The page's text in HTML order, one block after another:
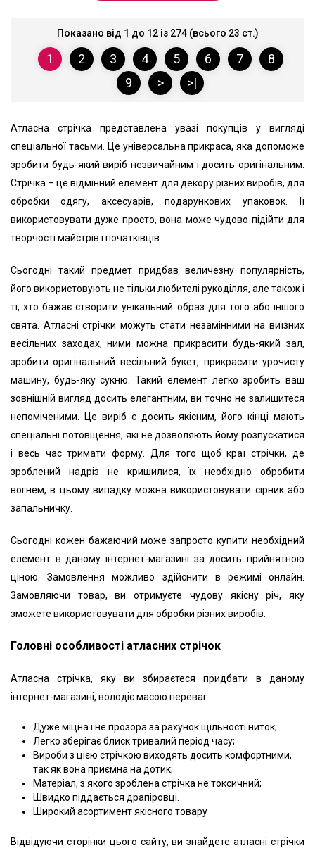
Показано від 1 до 12 із 274 (всього 23 ст.)
1 2 3 4 5 6 7
8
9
> >|
Атласна стрічка представлена увазі покупців у вигляді
спеціальної тасьми. Це універсальна прикраса, яка допоможе
зробити будь-який виріб незвичайним і досить оригінальним.
Стрічка – це відмінний елемент для декору різних виробів, для
обробки одягу, аксесуарів, подарункових упаковок. Її
використовувати дуже просто, вона може чудово підійти для
творчості майстрів і початківців.
Сьогодні такий предмет придбав величезну популярність,
його використовують не тільки любителі рукоділля, але також і
ті, хто бажає створити унікальний образ для того або іншого
свята. Атласні стрічки можуть стати незамінними на виїзних
весільних заходах, ними можна прикрасити будь-який зал,
зробити оригінальний весільний букет, прикрасити урочисту
машину, будь-яку сукню. Такий елемент легко зробить ваш
зовнішній вигляд досить елегантним, ви точно не залишитеся
непоміченими. Це виріб є досить якісним, його кінці мають
спеціальні потовщення, які не дозволяють йому розпускатися
і весь час тримати форму. Для того щоб краї стрічки, де
зроблений надріз не кришилися, їх необхідно обробити
вогнем, в цьому випадку можна використовувати сірник або
запальничку.
Сьогодні кожен бажаючий може запросто купити необхідний
елемент в даному інтернет-магазині за досить прийнятною
ціною. Замовлення можливо здійснити в режимі онлайн.
Замовляючи товар, ви отримуєте чудову якісну річ, яку
зможете використовувати для обробки різних виробів.
Головні особливості атласних стрічок
Атласна стрічка, яку ви збираєтеся придбати в даному
інтернет-магазині, володіє масою переваг:
Дуже міцна і не прозора за рахунок щільності ниток;
Легко зберігає блиск тривалий період часу;
Вироби з цією стрічкою виходять досить комфортними,
так як вона приємна на дотик;
Матеріал, з якого зроблена стрічка не токсичний;
Швидко піддається драпіровці.
Широкий асортимент якісного товару
Відвідуючи сторінки цього сайту, ви знайдете атласні стрічки